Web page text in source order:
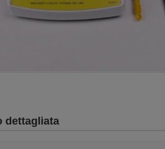
dettagliata